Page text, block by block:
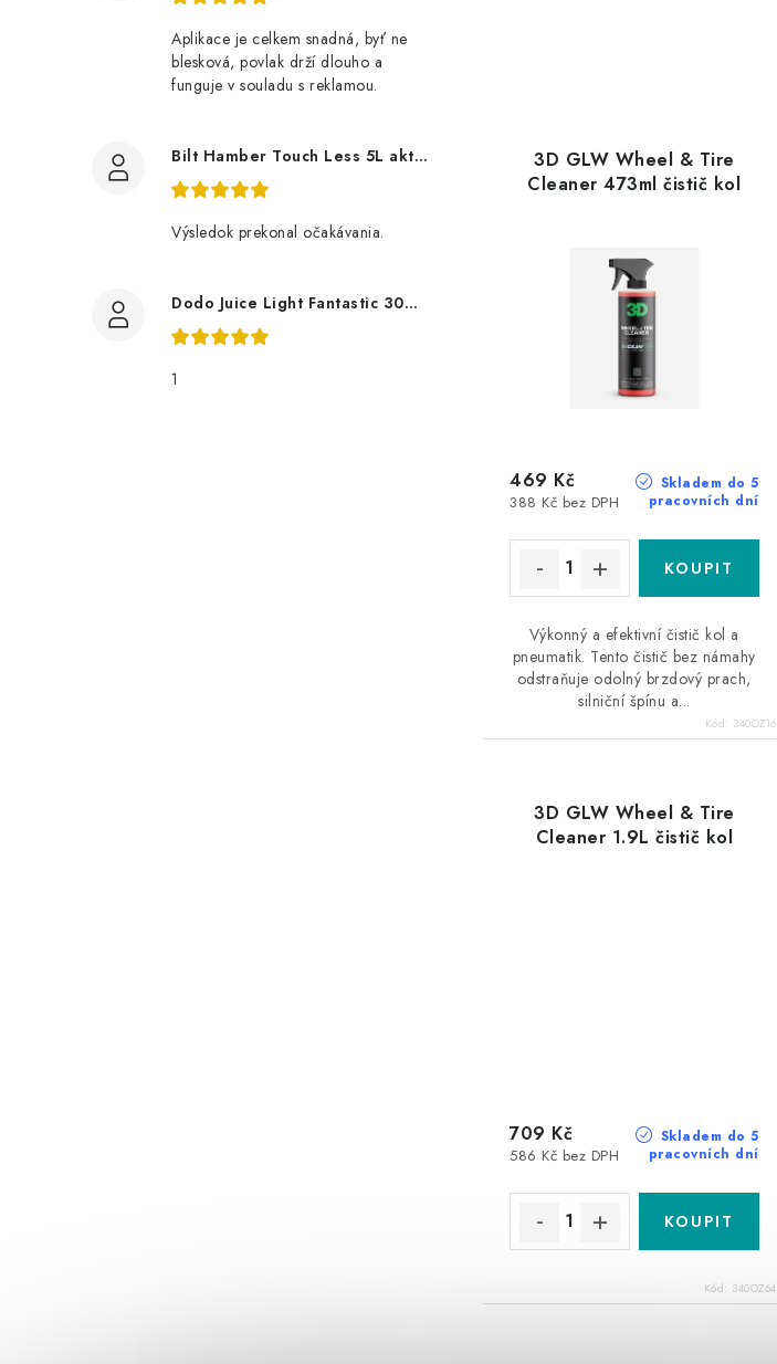
Aplikace je celkem snadná, byť ne
blesková, povlak drží dlouho a
funguje v souladu s reklamou.
Bilt Hamber Touch Less 5L aktivní pěna
Výsledok prekonal očakávania.
Dodo Juice Light Fantastic 30ml měkký vosk
1
3D GLW Wheel & Tire
Cleaner 473ml čistič kol
Skladem do 5
pracovních dní
388 Kč bez DPH
469 Kč
Výkonný a efektivní čistič kol a
pneumatik. Tento čistič bez námahy
odstraňuje odolný brzdový prach,
silniční špínu a...
Kód: 340OZ16
3D GLW Wheel & Tire
Cleaner 1.9L čistič kol
Skladem do 5
pracovních dní
586 Kč bez DPH
709 Kč
Kód: 340OZ64